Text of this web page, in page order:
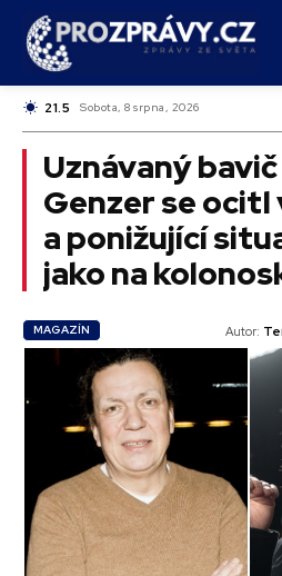
21.5 CCzech
Sobota, 8 srpna, 2026
Uznávaný
Genzer se ocitl
a ponižující
jako na
MAGAZÍN Autor: